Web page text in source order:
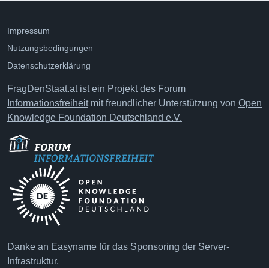
Impressum
Nutzungsbedingungen
Datenschutzerklärung
FragDenStaat.at ist ein Projekt des Forum
Informationsfreiheitmit freundlicher Unterstützung von Open
Knowledge Foundation Deutschland e.V.
Danke an Easyname für das Sponsoring der Server-
Infrastruktur.